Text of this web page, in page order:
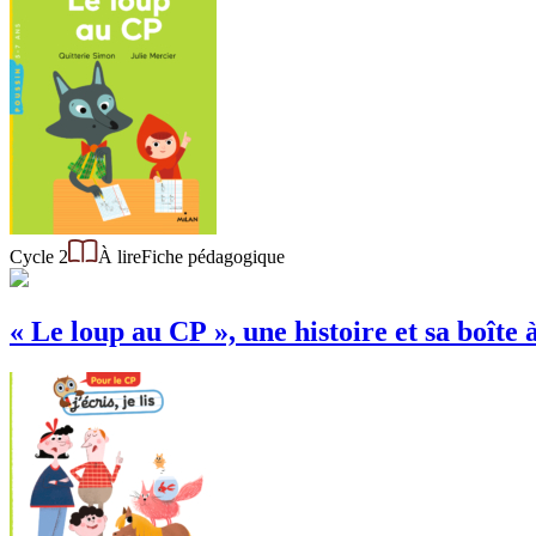
Cycle 2 À lireFiche pédagogique
« Le loup au CP », une histoire et sa boîte